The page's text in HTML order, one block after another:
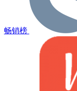
畅销榜